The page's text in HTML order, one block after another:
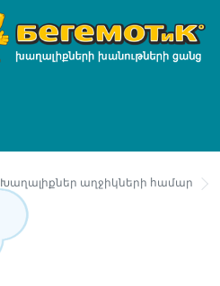
Խաղալիքներ աղջիկների համար